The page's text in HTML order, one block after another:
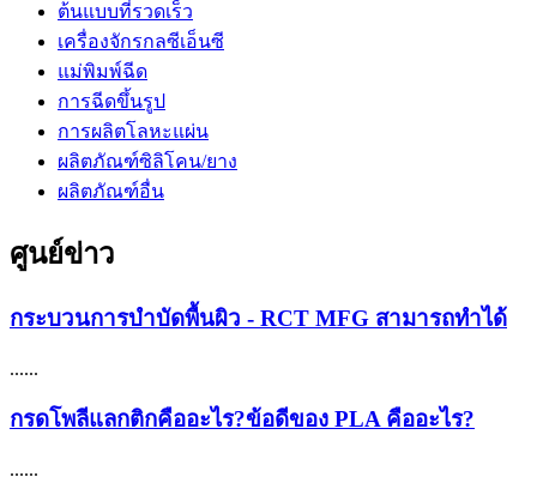
ต้นแบบที่รวดเร็ว
เครื่องจักรกลซีเอ็นซี
แม่พิมพ์ฉีด
การฉีดขึ้นรูป
การผลิตโลหะแผ่น
ผลิตภัณฑ์ซิลิโคน/ยาง
ผลิตภัณฑ์อื่น
ศูนย์ข่าว
กระบวนการบำบัดพื้นผิว - RCT MFG สามารถทำได้
......
กรดโพลีแลกติกคืออะไร?ข้อดีของ PLA คืออะไร?
......